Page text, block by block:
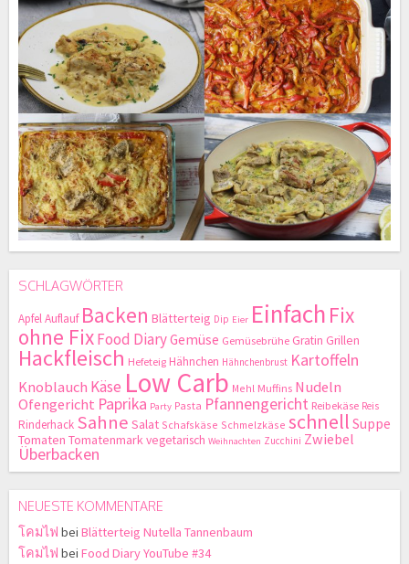
SCHLAGWÖRTER
ApfelAuflauf Backen Blätterteig Dip Eier Einfach Fix
ohne FixFood DiaryGemüse Gemüsebrühe Gratin Grillen
Hackfleisch Hefeteig Hähnchen Hähnchenbrust Kartoffeln
Knoblauch Käse Low Carb Mehl Muffins Nudeln
Ofengericht Paprika Party Pasta Pfannengericht Reibekäse Reis
Rinderhack Sahne Salat Schafskäse Schmelzkäse schnell Suppe
Tomaten Tomatenmarkvegetarisch Weihnachten Zucchini Zwiebel
Überbacken
NEUESTE KOMMENTARE
โคมไฟ bei Blätterteig Nutella Tannenbaum
โคมไฟ bei Food Diary YouTube #34